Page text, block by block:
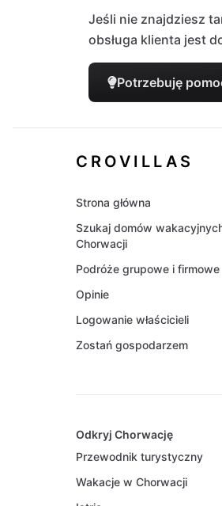
Jeśli nie znajdziesz
obsługa klienta jest
Potrzebuję
CROVILLAS
Strona główna
Szukaj domów
Chorwacji
Podróże grupowe i firmowe
Opinie
Logowanie właścicieli
Zostań gospodarzem
Odkryj Chorwację
Przewodnik turystyczny
Wakacje w Chorwacji